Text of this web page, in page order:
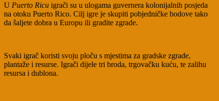
U Puerto Ricu igrači su u ulogama guvernera kolonijalnih posjeda
na otoku Puerto Rico. Cilj igre je skupiti pobjedničke bodove tako
da šaljete dobra u Europu ili gradite zgrade.
Svaki igrač koristi svoju ploču s mjestima za gradske zgrade,
plantaže i resurse. Igrači dijele tri broda, trgovačku kuću, te zalihu
resursa i dublona.